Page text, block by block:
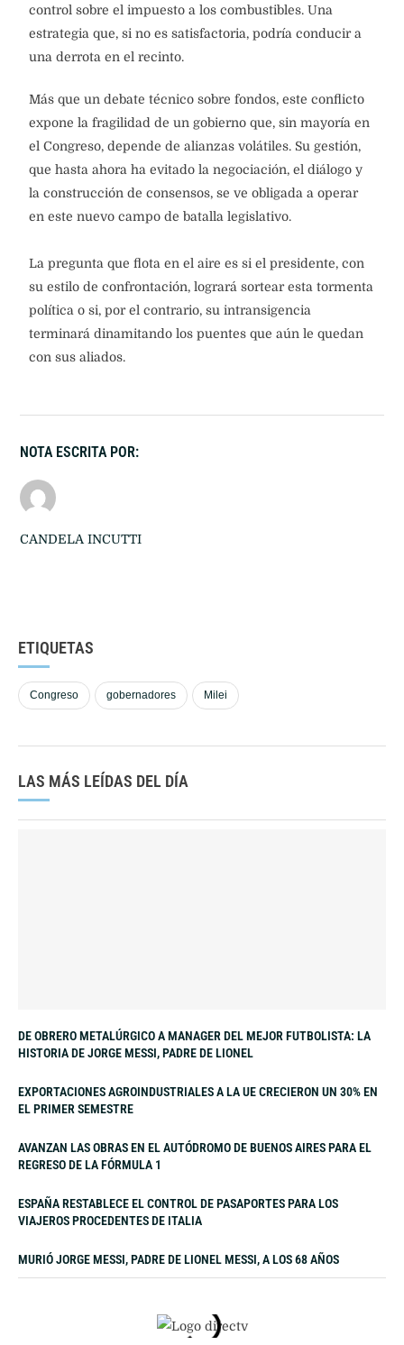
control sobre el impuesto a los combustibles. Una
estrategia que, si no es satisfactoria, podría conducir a
una derrota en el recinto.
Más que un debate técnico sobre fondos, este conflicto
expone la fragilidad de un gobierno que, sin mayoría en
el Congreso, depende de alianzas volátiles. Su gestión,
que hasta ahora ha evitado la negociación, el diálogo y
la construcción de consensos, se ve obligada a operar
en este nuevo campo de batalla legislativo.
La pregunta que flota en el aire es si el presidente, con
su estilo de confrontación, logrará sortear esta tormenta
política o si, por el contrario, su intransigencia
terminará dinamitando los puentes que aún le quedan
con sus aliados.
NOTA ESCRITA POR:
CANDELA INCUTTI
ETIQUETAS
Congreso gobernadores Milei
LAS MÁS LEÍDAS DEL DÍA
DE OBRERO METALÚRGICO A MANAGER DEL MEJOR FUTBOLISTA: LA
HISTORIA DE JORGE MESSI, PADRE DE LIONEL
EXPORTACIONES AGROINDUSTRIALES A LA UE CRECIERON UN 30% EN
EL PRIMER SEMESTRE
AVANZAN LAS OBRAS EN EL AUTÓDROMO DE BUENOS AIRES PARA EL
REGRESO DE LA FÓRMULA 1
ESPAÑA RESTABLECE EL CONTROL DE PASAPORTES PARA LOS
VIAJEROS PROCEDENTES DE ITALIA
MURIÓ JORGE MESSI, PADRE DE LIONEL MESSI, A LOS 68 AÑOS